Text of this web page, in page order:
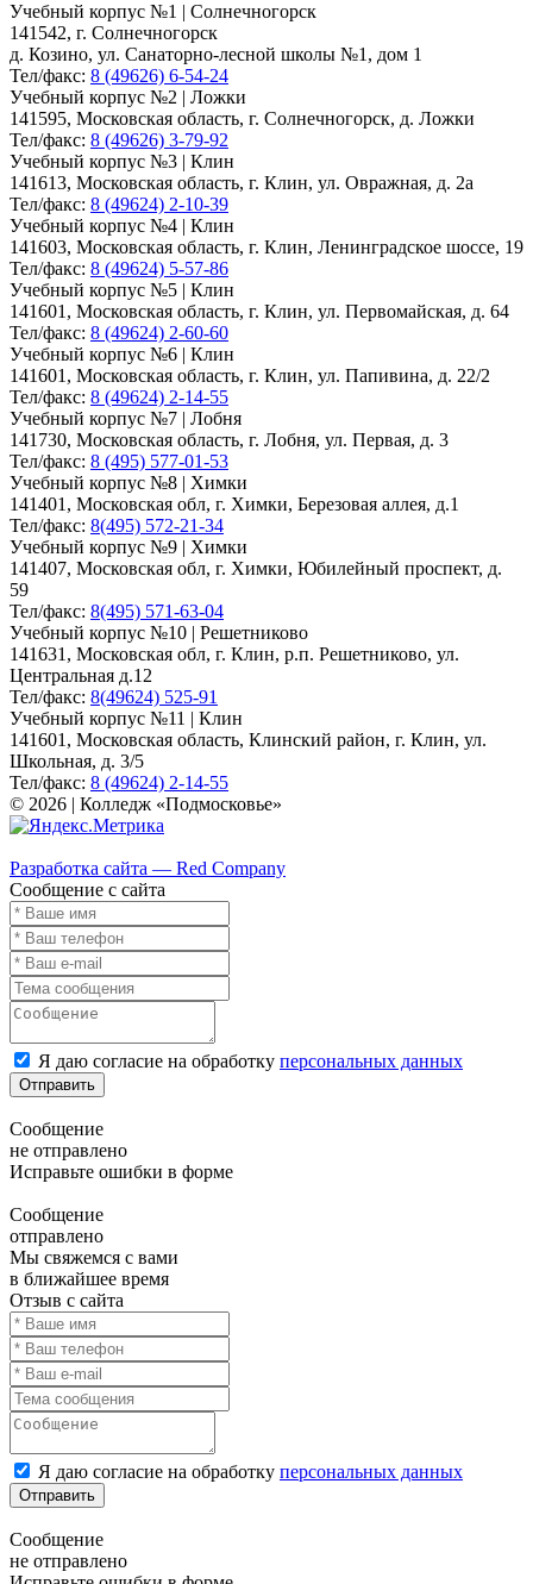
Учебный корпус №1 | Солнечногорск
141542, г. Солнечногорск
д. Козино, ул. Санаторно-лесной школы №1, дом 1
Тел/факс: 8 (49626) 6-54-24
Учебный корпус №2 | Ложки
141595, Московская область, г. Солнечногорск, д. Ложки
Тел/факс: 8 (49626) 3-79-92
Учебный корпус №3 | Клин
141613, Московская область, г. Клин, ул. Овражная, д. 2а
Тел/факс: 8 (49624) 2-10-39
Учебный корпус №4 | Клин
141603, Московская область, г. Клин, Ленинградское шоссе, 19
Тел/факс: 8 (49624) 5-57-86
Учебный корпус №5 | Клин
141601, Московская область, г. Клин, ул. Первомайская, д. 64
Тел/факс: 8 (49624) 2-60-60
Учебный корпус №6 | Клин
141601, Московская область, г. Клин, ул. Папивина, д. 22/2
Тел/факс: 8 (49624) 2-14-55
Учебный корпус №7 | Лобня
141730, Московская область, г. Лобня, ул. Первая, д. 3
Тел/факс: 8 (495) 577-01-53
Учебный корпус №8 | Химки
141401, Московская обл, г. Химки, Березовая аллея, д.1
Тел/факс: 8(495) 572-21-34
Учебный корпус №9 | Химки
141407, Московская обл, г. Химки, Юбилейный проспект, д.
59
Тел/факс: 8(495) 571-63-04
Учебный корпус №10 | Решетниково
141631, Московская обл, г. Клин, р.п. Решетниково, ул.
Центральная д.12
Тел/факс: 8(49624) 525-91
Учебный корпус №11 | Клин
141601, Московская область, Клинский район, г. Клин, ул.
Школьная, д. 3/5
Тел/факс: 8 (49624) 2-14-55
© 2026 | Колледж «Подмосковье»
Разработка сайта — Red Company
Сообщение с сайта
Я даю согласие на обработку персональных данных
Отправить
Сообщение
не отправлено
Исправьте ошибки в форме
Сообщение
отправлено
Мы свяжемся с вами
в ближайшее время
Отзыв с сайта
Я даю согласие на обработку персональных данных
Отправить
Сообщение
не отправлено